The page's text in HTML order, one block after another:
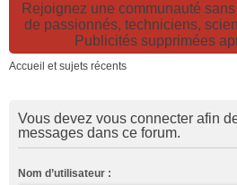
Rejoignez une communauté
de passionnés, techniciens,
Publicités supprimées
Accueil et sujets récents
Vous devez vous connecter afin
messages dans ce forum.
Nom d’utilisateur :